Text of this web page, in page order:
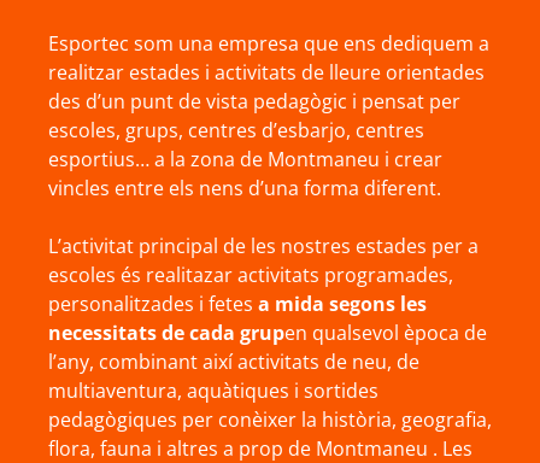
Esportec som una empresa que ens dediquem a
realitzar estades i activitats de lleure orientades
des d’un punt de vista pedagògic i pensat per
escoles, grups, centres d’esbarjo, centres
esportius… a la zona de Montmaneu i crear
vincles entre els nens d’una forma diferent.
L’activitat principal de les nostres estades per a
escoles és realitazar activitats programades,
personalitzades i fetes a mida segons les
necessitats de cada grupen qualsevol època de
l’any, combinant així activitats de neu, de
multiaventura, aquàtiques i sortides
pedagògiques per conèixer la història, geografia,
flora, fauna i altres a prop de Montmaneu . Les